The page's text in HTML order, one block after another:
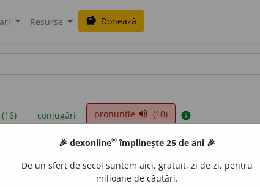
Resurse savings Donează
conjugări pronunție volume_up (10) info
sunt compilate de echipa dexonline. Definițiile originale
reordona filele pe pagina depreferințe.
🎉 dexonline® împlinește 25 de ani 🎉
De un sfert de secol suntem aici, gratuit, zi de zi, pentru
milioane de căutări.